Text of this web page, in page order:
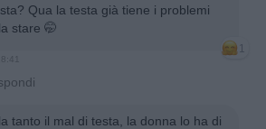
Qua la testa già tiene i problemi
stare 🤭
1
tanto il mal di testa, la donna lo ha di